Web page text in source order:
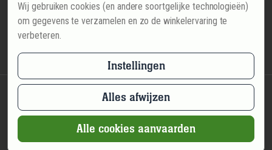
Email
Inschrijven
© 2026 - Sport-Drinks België
Algemene voorwaardenCookie beleidPrivacy statement
Wij gebruiken cookies (en andere soortgelijke technologieën)
om gegevens te verzamelen en zo de winkelervaring te
verbeteren.
Instellingen
Alles afwijzen
Alle cookies aanvaarden